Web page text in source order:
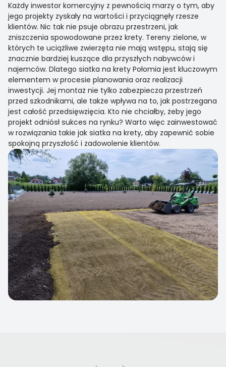
Każdy inwestor komercyjny z pewnością marzy o tym, aby
jego projekty zyskały na wartości i przyciągnęły rzesze
klientów. Nic tak nie psuje obrazu przestrzeni, jak
zniszczenia spowodowane przez krety. Tereny zielone, w
których te uciążliwe zwierzęta nie mają wstępu, stają się
znacznie bardziej kuszące dla przyszłych nabywców i
najemców. Dlatego siatka na krety Połomia jest kluczowym
elementem w procesie planowania oraz realizacji
inwestycji. Jej montaż nie tylko zabezpiecza przestrzeń
przed szkodnikami, ale także wpływa na to, jak postrzegana
jest całość przedsięwzięcia. Kto nie chciałby, żeby jego
projekt odniósł sukces na rynku? Warto więc zainwestować
w rozwiązania takie jak siatka na krety, aby zapewnić sobie
spokojną przyszłość i zadowolenie klientów.